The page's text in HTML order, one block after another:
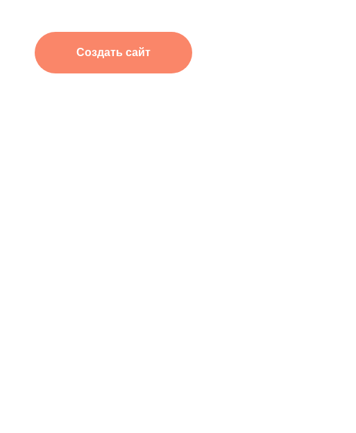
Создать сайт